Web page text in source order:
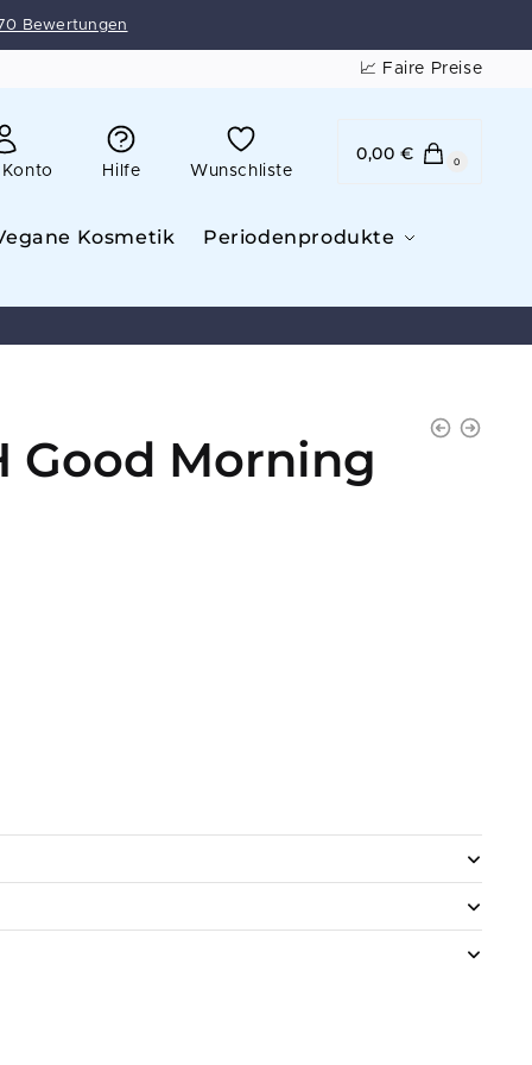
Bewertungen
📈 Faire Preise
Konto Hilfe Wunschliste
0,00€ 0
Kosmetik Periodenprodukte
Good Morning